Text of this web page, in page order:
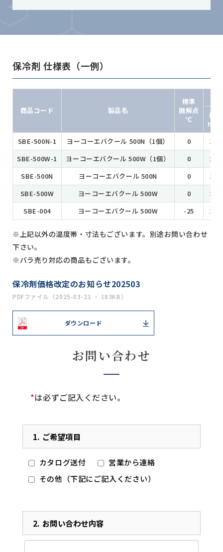
保冷剤 仕様表（一例）
商品コード 製品名
標準
融解点
℃
長さ
m/m
SBE-500N-1
ヨーコーエバクール 500N（1個） 0
190
SBE-500W-1
ヨーコーエバクール 500W（1個） 0
250
SBE-500N
ヨーコーエバクール 500N 0
190
SBE-500W
ヨーコーエバクール 500W 0
250
SBE-004
ヨーコーエバクール 500W -25 250
※上記以外の温度帯・寸法もございます。別途お問い合わせ
下さい。
※バラ売り対応の商品もございます。
保冷剤価格改定のお知らせ202503
PDFファイル（2025-03-21 ・ 183KB）
ダウンロード
お問い合わせ
*は必ずご記入ください。
1. ご希望項目
カタログ送付
営業から連絡
その他（下記にご記入ください）
2. お問い合わせ内容